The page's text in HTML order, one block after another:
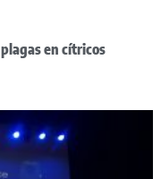
en cítricos